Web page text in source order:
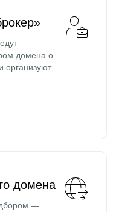
домена о
организуют
домена
—